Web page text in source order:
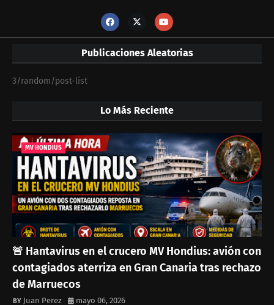
Publicaciones Aleatorias
3/random/post-list
Lo Más Reciente
MV HONDIUS
🚨 Hantavirus en el crucero MV Hondius: avión con
contagiados aterriza en Gran Canaria tras rechazo
de Marruecos
Juan Perez mayo 06, 2026